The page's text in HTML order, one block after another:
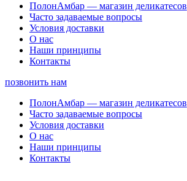
ПолонАмбар — магазин деликатесов
Часто задаваемые вопросы
Условия доставки
О нас
Наши принципы
Контакты
позвонить нам
ПолонАмбар — магазин деликатесов
Часто задаваемые вопросы
Условия доставки
О нас
Наши принципы
Контакты